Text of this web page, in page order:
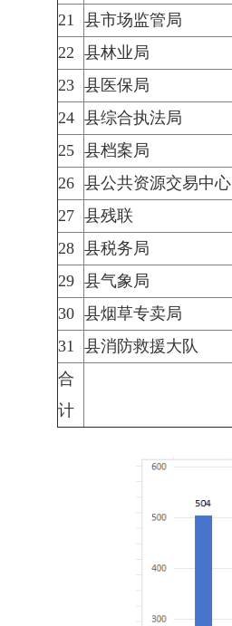
21 县市场监管局
22 县林业局
23 县医保局
24 县综合执法局
25 县档案局
26 县公共资源交易中心
27 县残联
28 县税务局
29 县气象局
30 县烟草专卖局
31 县消防救援大队
合
计